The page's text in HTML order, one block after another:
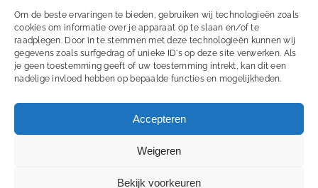
Om de beste ervaringen te bieden, gebruiken wij technologieën zoals
cookies om informatie over je apparaat op te slaan en/of te
raadplegen. Door in te stemmen met deze technologieën kunnen wij
gegevens zoals surfgedrag of unieke ID's op deze site verwerken. Als
je geen toestemming geeft of uw toestemming intrekt, kan dit een
nadelige invloed hebben op bepaalde functies en mogelijkheden.
Accepteren
Weigeren
Bekijk voorkeuren
Privacyverklaring